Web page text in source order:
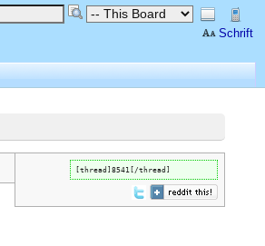
Schrift
[thread]8541[/thread]